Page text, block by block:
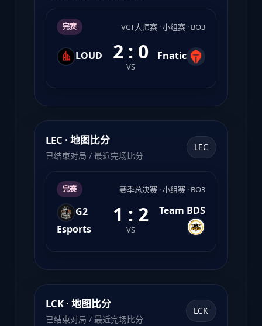
完赛 VCT大师赛 · 小组赛 · BO3
LOUD 2 : 0
VS
Fnatic
LEC · 地图比分
已结束对局 / 最近完场比分
LEC
完赛 赛季总决赛 · 小组赛 · BO3
G2
Esports
1 : 2
VS
Team BDS
LCK · 地图比分
已结束对局 / 最近完场比分
LCK